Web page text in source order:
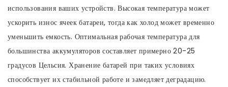
использования ваших устройств. Высокая температура может
ускорить износ ячеек батареи, тогда как холод может временно
уменьшить емкость. Оптимальная рабочая температура для
большинства аккумуляторов составляет примерно 20-25
градусов Цельсия. Хранение батарей при таких условиях
способствует их стабильной работе и замедляет деградацию.